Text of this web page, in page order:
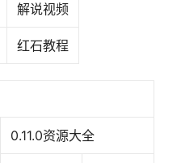
解说视频
红石教程
0.11.0资源大全